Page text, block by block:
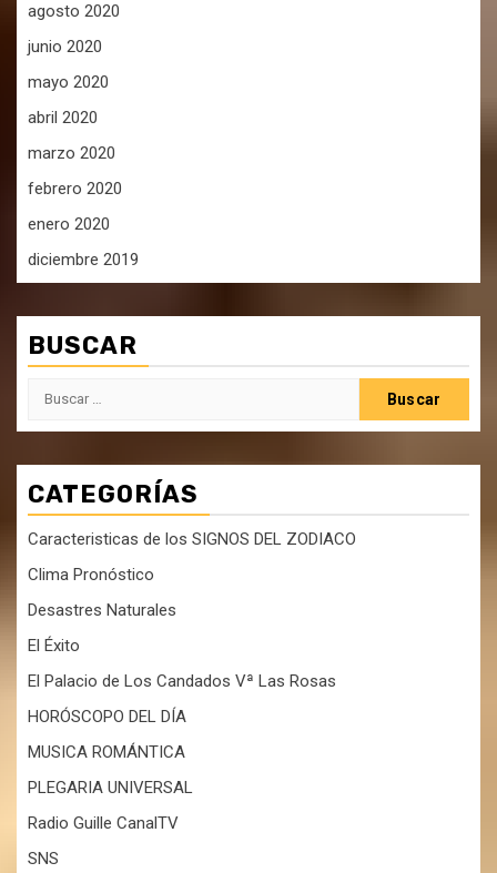
agosto 2020
junio 2020
mayo 2020
abril 2020
marzo 2020
febrero 2020
enero 2020
diciembre 2019
BUSCAR
Buscar:
CATEGORÍAS
Caracteristicas de los SIGNOS DEL ZODIACO
Clima Pronóstico
Desastres Naturales
El Éxito
El Palacio de Los Candados Vª Las Rosas
HORÓSCOPO DEL DÍA
MUSICA ROMÁNTICA
PLEGARIA UNIVERSAL
Radio Guille CanalTV
SNS